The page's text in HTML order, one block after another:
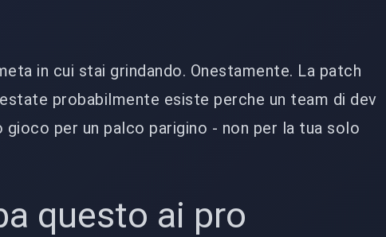
in cui stai grindando. Onestamente. La patch
probabilmente esiste perche un team di dev
per un palco parigino - non per la tua solo
questo ai pro